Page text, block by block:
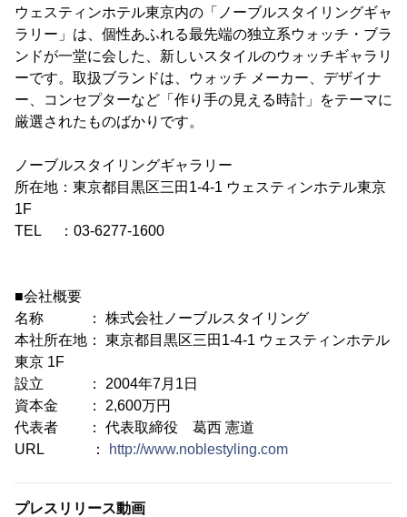
ウェスティンホテル東京内の「ノーブルスタイリングギャ
ラリー」は、個性あふれる最先端の独立系ウォッチ・ブラ
ンドが一堂に会した、新しいスタイルのウォッチギャラリ
ーです。取扱ブランドは、ウォッチ メーカー、デザイナ
ー、コンセプターなど「作り手の見える時計」をテーマに
厳選されたものばかりです。
ノーブルスタイリングギャラリー
所在地：東京都目黒区三田1-4-1 ウェスティンホテル東京
1F
TEL ：03-6277-1600
■会社概要
名称 ： 株式会社ノーブルスタイリング
本社所在地： 東京都目黒区三田1-4-1 ウェスティンホテル
東京 1F
設立 ： 2004年7月1日
資本金 ： 2,600万円
代表者 ： 代表取締役 葛西 憲道
URL ：
http://www.noblestyling.com
プレスリリース動画